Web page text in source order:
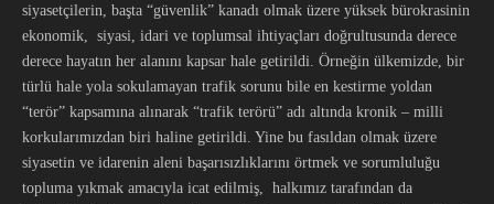
siyasetçilerin, başta “güvenlik” kanadı olmak üzere yüksek bürokrasinin
ekonomik, siyasi, idari ve toplumsal ihtiyaçları doğrultusunda derece
derece hayatın her alanını kapsar hale getirildi. Örneğin ülkemizde, bir
türlü hale yola sokulamayan trafik sorunu bile en kestirme yoldan
“terör” kapsamına alınarak “trafik terörü” adı altında kronik – milli
korkularımızdan biri haline getirildi. Yine bu fasıldan olmak üzere
siyasetin ve idarenin aleni başarısızlıklarını örtmek ve sorumluluğu
topluma yıkmak amacıyla icat edilmiş, halkımız tarafından da